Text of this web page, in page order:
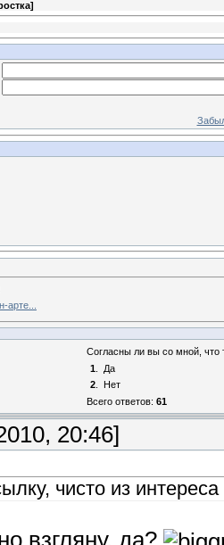
]
Согласны ли вы со мной, что
1.
Да
2.
Нет
Всего ответов: 61
20:46]
чисто из
взгляну, да?